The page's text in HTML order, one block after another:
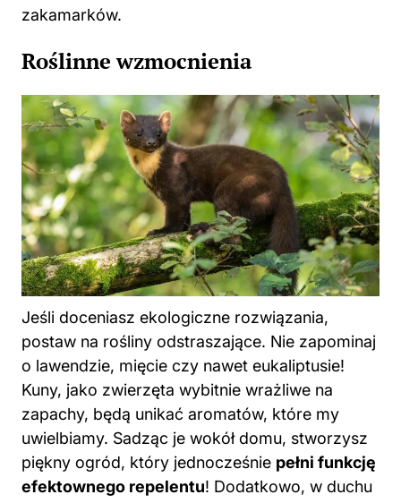
Roślinne wzmocnienia
Jeśli doceniasz ekologiczne rozwiązania,
postaw na rośliny odstraszające. Nie zapominaj
o lawendzie, mięcie czy nawet eukaliptusie!
Kuny, jako zwierzęta wybitnie wrażliwe na
zapachy, będą unikać aromatów, które my
uwielbiamy. Sadząc je wokół domu, stworzysz
piękny ogród, który jednocześniepełni funkcję
efektownego repelentu! Dodatkowo, w duchu
survivalowym, możesz zebrać trochę psiej
sierści lub odchodów drapieżników, takich jak